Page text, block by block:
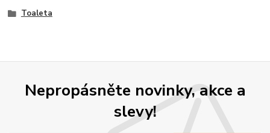
Toaleta
Nepropásněte novinky, akce a
slevy!